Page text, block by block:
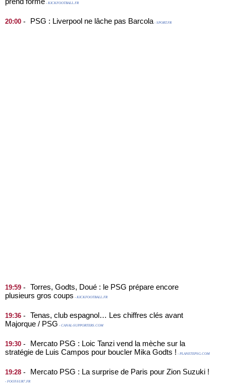
- KICKFOOTBALL.FR
20:00 - PSG : Liverpool ne lâche pas Barcola- SPORT.FR
19:59 -
Torres, Godts, Doué : le PSG prépare encore
plusieurs gros coups - KICKFOOTBALL.FR
19:36 -
Tenas, club espagnol… Les chiffres clés avant
Majorque / PSG - CANAL-SUPPORTERS.COM
19:30 -
Mercato PSG : Loic Tanzi vend la mèche sur la
stratégie de Luis Campos pour boucler Mika Godts ! - PLANETEPSG.COM
19:28 - Mercato PSG : La surprise de Paris pour Zion Suzuki !
- FOOT-SUR7.FR